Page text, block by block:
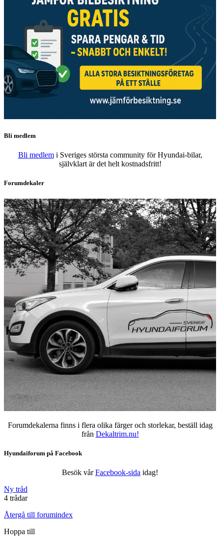
Bli medlem
Bli medlemi Sveriges största community för Hyundai-bilar,
självklart är det helt kostnadsfritt!
Forumdekaler
Forumdekalerna finns i flera olika färger och storlekar, beställ idag
från Dekaltrim.nu!
Hyundaiforum på Facebook
Besök vårFacebook-sida idag!
Ny tråd
4 trådar
Återgå till forumindex
Hoppa till